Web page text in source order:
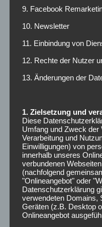
Februar 2025
Dezember 2024
Lohnt es sich…?
Lohnt es sich nett zu sein?
9. Facebook
10. Newsletter
11. Einbindung von
12. Rechte der Nutzer
13. Änderungen der
1. Zielsetzung und
Diese
Umfang und Zweck der
Verarbeitung und
Einwilligungen) von
innerhalb unseres
verbundenen
(nachfolgend
"Onlineangebot" oder
Datenschutzerklärung
verwendeten Domains,
Geräten (z.B. Desktop
Onlineangebot